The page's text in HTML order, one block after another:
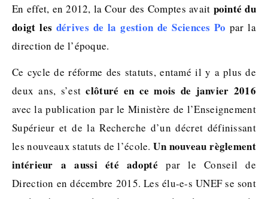
En effet, en 2012, la Cour des Comptes avait pointé du
doigt les dérives de la gestion de Sciences Po par la
direction de l’époque.
Ce cycle de réforme des statuts, entamé il y a plus de
deux ans, s’estclôturé en ce mois de janvier 2016
avec la publication par le Ministère de l’Enseignement
Supérieur et de la Recherche d’un décret définissant
les nouveaux statuts de l’école.Un nouveau règlement
intérieur a aussi été adoptépar le Conseil de
Direction en décembre 2015. Les élu-e-s UNEF se sont